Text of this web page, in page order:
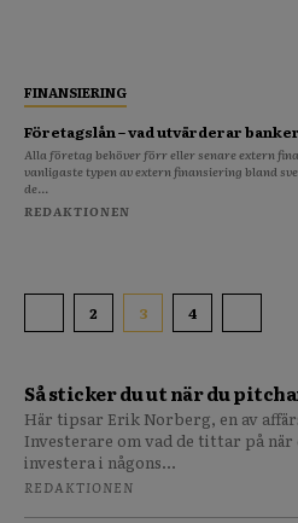
Så sticker du ut när du
Här tipsar Erik Norberg, en av
Investerare om vad de tittar på
investera i någons...
REDAKTIONEN
FINANSIERING
Företagslån – vad utvärderar
Alla företag behöver förr eller senare extern
vanligaste typen av extern finansiering bland
de...
REDAKTIONEN
2 3 4